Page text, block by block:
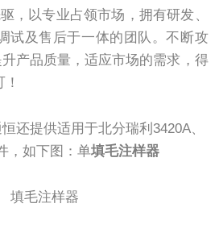
以专业占领市场，拥有研发、
试及售后于一体的团队。不断攻
产品质量，适应市场的需求，得
提供适用于北分瑞利3420A、
，如下图：单填毛注样器